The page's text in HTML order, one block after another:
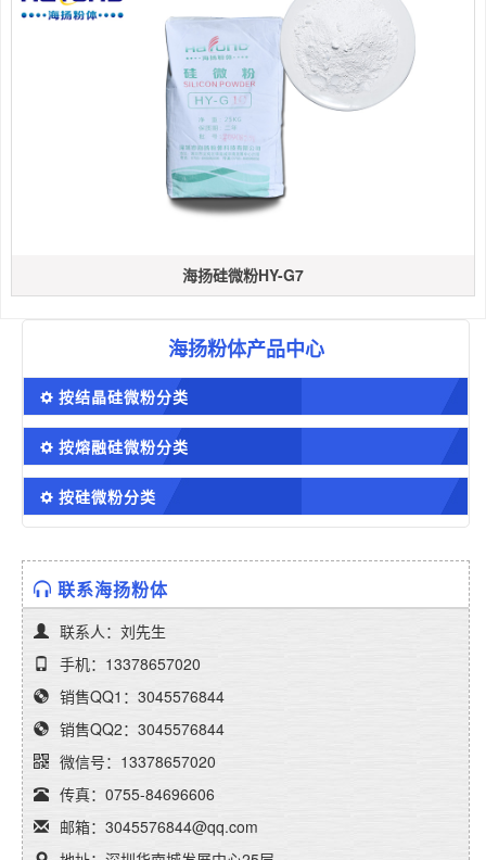
海扬硅微粉HY-G7
海扬粉体产品中心
按结晶硅微粉分类
按熔融硅微粉分类
按硅微粉分类
联系海扬粉体
联系人：刘先生
手机：13378657020
销售QQ1：3045576844
销售QQ2：3045576844
微信号：13378657020
传真：0755-84696606
邮箱：3045576844@qq.com